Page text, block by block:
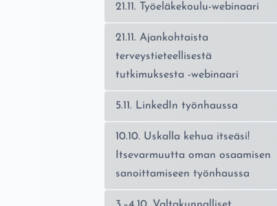
21.11. Työeläkekoulu-webinaari
21.11. Ajankohtaista
terveystieteellisestä
tutkimuksesta -webinaari
5.11. LinkedIn työnhaussa
10.10. Uskalla kehua itseäsi!
Itsevarmuutta oman osaamisen
sanoittamiseen työnhaussa